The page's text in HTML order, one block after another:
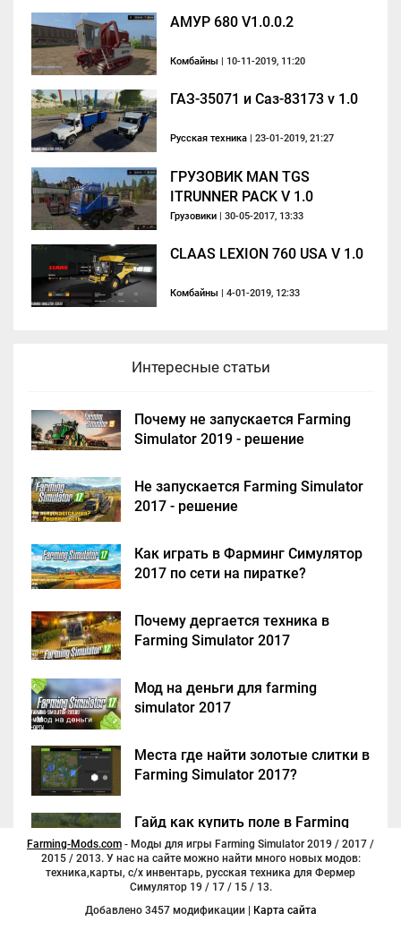
АМУР 680 V1.0.0.2
Комбайны | 10-11-2019, 11:20
ГАЗ-35071 и Саз-83173 v 1.0
Русская техника | 23-01-2019, 21:27
ГРУЗОВИК MAN TGS
ITRUNNER PACK V 1.0
Грузовики | 30-05-2017, 13:33
CLAAS LEXION 760 USA V 1.0
Комбайны | 4-01-2019, 12:33
Интересные статьи
Почему не запускается Farming
Simulator 2019 - решение
Не запускается Farming Simulator
2017 - решение
Как играть в Фарминг Симулятор
2017 по сети на пиратке?
Почему дергается техника в
Farming Simulator 2017
Мод на деньги для farming
simulator 2017
Места где найти золотые слитки в
Farming Simulator 2017?
Гайд как купить поле в Farming
Simulator 2017
Farming-Mods.com
2015 / 2013. У нас на сайте можно найти много новых модов:
техника,карты, с/х инвентарь, русская техника для Фермер
Симулятор 19 / 17 / 15 / 13.
Добавлено 3457 модификации |
Карта сайта